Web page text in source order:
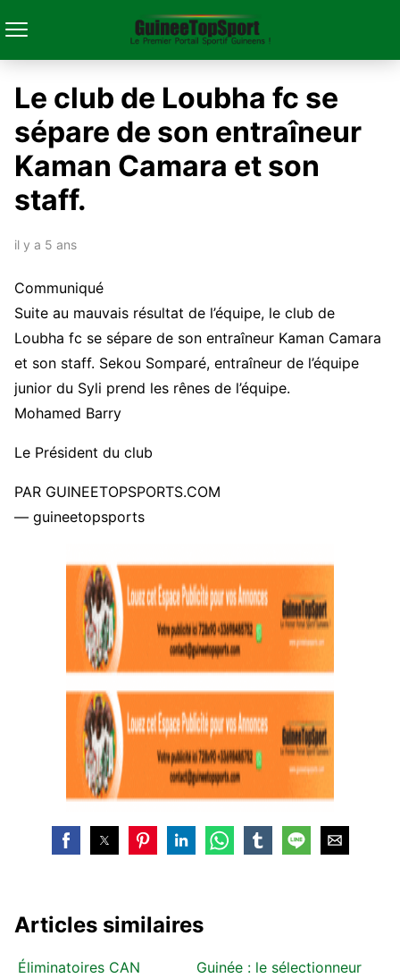
Le club de Loubha fc se
sépare de son entraîneur
Kaman Camara et son
staff.
il y a 5 ans
Communiqué
Suite au mauvais résultat de l’équipe, le club de
Loubha fc se sépare de son entraîneur Kaman Camara
et son staff. Sekou Somparé, entraîneur de l’équipe
junior du Syli prend les rênes de l’équipe.
Mohamed Barry
Le Président du club
PAR GUINEETOPSPORTS.COM
— guineetopsports
Articles similaires
Éliminatoires CAN
Guinée : le sélectionneur